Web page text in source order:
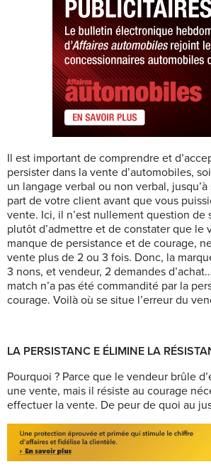
Il est important de comprendre et
persister dans la vente d’automobiles,
un langage verbal ou non verbal,
part de votre client avant que vous
vente. Ici, il n’est nullement question de
plutôt d’admettre et de constater que le
manque de persistance et de courage,
vente plus de 2 ou 3 fois. Donc, la
3 nons, et vendeur, 2 demandes
match n’a pas été commandité par la
courage. Voilà où se situe l’erreur du
LA PERSISTANC E ÉLIMINE LA
Pourquoi ? Parce que le vendeur brûle
une vente, mais il résiste au courage
effectuer la vente. De peur de quoi au